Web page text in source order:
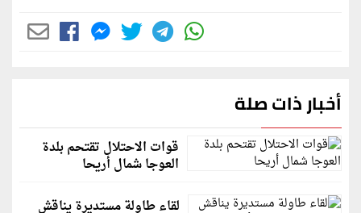
أخبار ذات صلة
قوات الاحتلال تقتحم بلدة
العوجا شمال أريحا
لقاء طاولة مستديرة يناقش